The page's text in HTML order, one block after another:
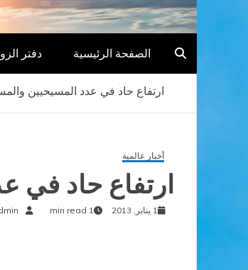
الصفحة الرئيسية دفتر
ارتفاع حاد في عدد المسيحيين
أخبار عالمية
ارتفاع حاد في
1 يناير, 2013 1 min read